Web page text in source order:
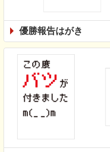
優勝報告はがき